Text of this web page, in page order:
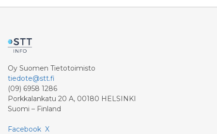
Oy Suomen Tietotoimisto
tiedote@stt.fi
(09) 6958 1286
Porkkalankatu 20 A, 00180 HELSINKI
Suomi – Finland
Facebook X